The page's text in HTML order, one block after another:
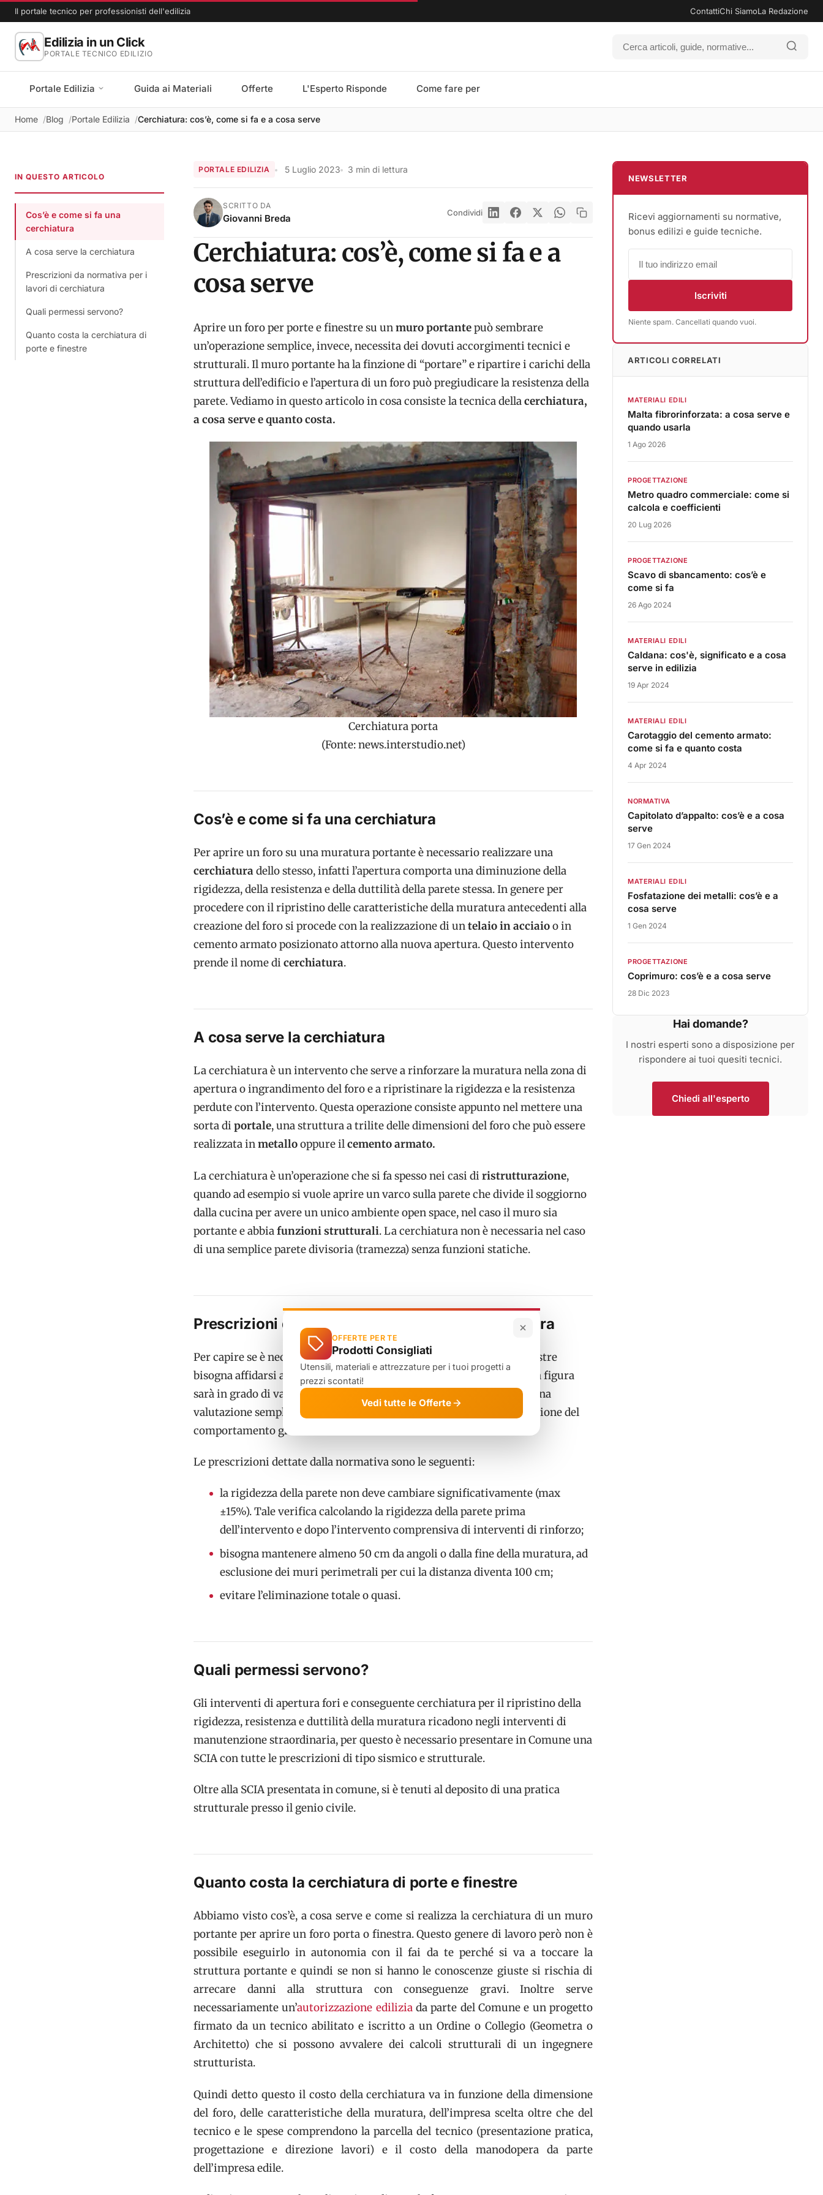
Il portale tecnico per professionisti dell'edilizia ContattiChi SiamoLa Redazione
Edilizia in un Click
PORTALE TECNICO EDILIZIO
Portale Edilizia Guida ai Materiali Offerte L'Esperto Risponde Come fare per
Home Blog Portale Edilizia Cerchiatura: cos’è, come si fa e a cosa serve
IN QUESTO ARTICOLO
Cos’è e come si fa una
cerchiatura
A cosa serve la cerchiatura
Prescrizioni da normativa per i
lavori di cerchiatura
Quali permessi servono?
Quanto costa la cerchiatura di
porte e finestre
PORTALE EDILIZIA 5 Luglio 2023 3 min di lettura
SCRITTO DA
Giovanni Breda Condividi
Cerchiatura: cos’è, come si fa e a
cosa serve
Aprire un foro per porte e finestre su unmuro portantepuò sembrare
un’operazione semplice, invece, necessita dei dovuti accorgimenti tecnici e
strutturali. Il muro portante ha la finzione di “portare” e ripartire i carichi della
struttura dell’edificio e l’apertura di un foro può pregiudicare la resistenza della
parete. Vediamo in questo articolo in cosa consiste la tecnica dellacerchiatura,
a cosa serve e quanto costa.
Cerchiatura porta
(Fonte: news.interstudio.net)
Cos’è e come si fa una cerchiatura
Per aprire un foro su una muratura portante è necessario realizzare una
cerchiaturadello stesso, infatti l’apertura comporta una diminuzione della
rigidezza, della resistenza e della duttilità della parete stessa. In genere per
procedere con il ripristino delle caratteristiche della muratura antecedenti alla
creazione del foro si procede con la realizzazione di untelaio in acciaioo in
cemento armato posizionato attorno alla nuova apertura. Questo intervento
prende il nome di cerchiatura.
A cosa serve la cerchiatura
La cerchiatura è un intervento che serve a rinforzare la muratura nella zona di
apertura o ingrandimento del foro e a ripristinare la rigidezza e la resistenza
perdute con l’intervento. Questa operazione consiste appunto nel mettere una
sorta di portale, una struttura a trilite delle dimensioni del foro che può essere
realizzata inmetallooppure ilcemento armato.
La cerchiatura è un’operazione che si fa spesso nei casi di ristrutturazione,
quando ad esempio si vuole aprire un varco sulla parete che divide il soggiorno
dalla cucina per avere un unico ambiente open space, nel caso il muro sia
portante e abbiafunzioni strutturali. La cerchiatura non è necessaria nel caso
di una semplice parete divisoria (tramezza) senza funzioni statiche.
Prescrizioni da normativa per i lavori di cerchiatura
Per capire se è necessaria o meno la cerchiatura di nuove porte e finestre
bisogna affidarsi ad un professionista, meglio se un Ingegnere. Questa figura
sarà in grado di valutare se l’intervento di apertura fori necessita di una
valutazione semplice puntuale oppure complessa, ovvero una valutazione del
comportamento globale di tutto l’immobile.
Le prescrizioni dettate dalla normativa sono le seguenti:
la rigidezza della parete non deve cambiare significativamente (max
±15%). Tale verifica calcolando la rigidezza della parete prima
dell’intervento e dopo l’intervento comprensiva di interventi di rinforzo;
bisogna mantenere almeno 50 cm da angoli o dalla fine della muratura, ad
esclusione dei muri perimetrali per cui la distanza diventa 100 cm;
evitare l’eliminazione totale o quasi.
Quali permessi servono?
Gli interventi di apertura fori e conseguente cerchiatura per il ripristino della
rigidezza, resistenza e duttilità della muratura ricadono negli interventi di
manutenzione straordinaria, per questo è necessario presentare in Comune una
SCIA con tutte le prescrizioni di tipo sismico e strutturale.
Oltre alla SCIA presentata in comune, si è tenuti al deposito di una pratica
strutturale presso il genio civile.
Quanto costa la cerchiatura di porte e finestre
Abbiamo visto cos’è, a cosa serve e come si realizza la cerchiatura di un muro
portante per aprire un foro porta o finestra. Questo genere di lavoro però non è
possibile eseguirlo in autonomia con il fai da te perché si va a toccare la
struttura portante e quindi se non si hanno le conoscenze giuste si rischia di
arrecare danni alla struttura con conseguenze gravi. Inoltre serve
necessariamente un’autorizzazione ediliziada parte del Comune e un progetto
firmato da un tecnico abilitato e iscritto a un Ordine o Collegio (Geometra o
Architetto) che si possono avvalere dei calcoli strutturali di un ingegnere
strutturista.
Quindi detto questo il costo della cerchiatura va in funzione della dimensione
del foro, delle caratteristiche della muratura, dell’impresa scelta oltre che del
tecnico e le spese comprendono la parcella del tecnico (presentazione pratica,
progettazione e direzione lavori) e il costo della manodopera da parte
dell’impresa edile.
NEWSLETTER
Ricevi aggiornamenti su normative,
bonus edilizi e guide tecniche.
Iscriviti
Niente spam. Cancellati quando vuoi.
ARTICOLI CORRELATI
MATERIALI EDILI
Malta fibrorinforzata: a cosa serve e
quando usarla
1 Ago 2026
PROGETTAZIONE
Metro quadro commerciale: come si
calcola e coefficienti
20 Lug 2026
PROGETTAZIONE
Scavo di sbancamento: cos’è e
come si fa
26 Ago 2024
MATERIALI EDILI
Caldana: cos'è, significato e a cosa
serve in edilizia
19 Apr 2024
MATERIALI EDILI
Carotaggio del cemento armato:
come si fa e quanto costa
4 Apr 2024
NORMATIVA
Capitolato d’appalto: cos’è e a cosa
serve
17 Gen 2024
MATERIALI EDILI
Fosfatazione dei metalli: cos’è e a
cosa serve
1 Gen 2024
PROGETTAZIONE
Coprimuro: cos’è e a cosa serve
28 Dic 2023
Hai domande?
I nostri esperti sono a disposizione per
rispondere ai tuoi quesiti tecnici.
Chiedi all'esperto
OFFERTE PER TE
Prodotti Consigliati
Utensili, materiali e attrezzature per i tuoi progetti a
prezzi scontati!
Vedi tutte le Offerte